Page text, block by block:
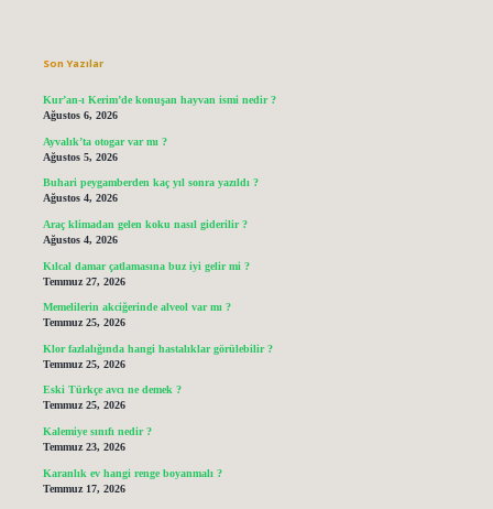
Son Yazılar
Kur’an-ı Kerim’de konuşan hayvan ismi nedir ?
Ağustos 6, 2026
Ayvalık’ta otogar var mı ?
Ağustos 5, 2026
Buhari peygamberden kaç yıl sonra yazıldı ?
Ağustos 4, 2026
Araç klimadan gelen koku nasıl giderilir ?
Ağustos 4, 2026
Kılcal damar çatlamasına buz iyi gelir mi ?
Temmuz 27, 2026
Memelilerin akciğerinde alveol var mı ?
Temmuz 25, 2026
Klor fazlalığında hangi hastalıklar görülebilir ?
Temmuz 25, 2026
Eski Türkçe avcı ne demek ?
Temmuz 25, 2026
Kalemiye sınıfı nedir ?
Temmuz 23, 2026
Karanlık ev hangi renge boyanmalı ?
Temmuz 17, 2026